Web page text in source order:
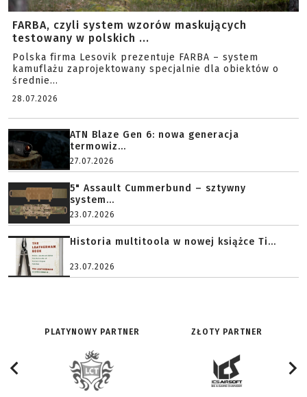
FARBA, czyli system wzorów maskujących
testowany w polskich ...
Polska firma Lesovik prezentuje FARBA – system
kamuflażu zaprojektowany specjalnie dla obiektów o
średnie...
28.07.2026
ATN Blaze Gen 6: nowa generacja
termowiz...
27.07.2026
5" Assault Cummerbund – sztywny
system...
23.07.2026
Historia multitoola w nowej książce Ti...
23.07.2026
PLATYNOWY PARTNER ZŁOTY PARTNER